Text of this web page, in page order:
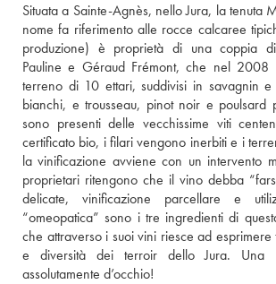
Situata a Sainte-Agnès, nello Jura, la tenuta
nome fa riferimento alle rocce calcaree
produzione) è proprietà di una coppia
Pauline e Géraud Frémont, che nel 2008
terreno di 10 ettari, suddivisi in savagnin
bianchi, e trousseau, pinot noir e poulsard
sono presenti delle vecchissime viti
certificato bio, i filari vengono inerbiti e i
la vinificazione avviene con un intervento
proprietari ritengono che il vino debba
delicate, vinificazione parcellare e
“omeopatica” sono i tre ingredienti di
che attraverso i suoi vini riesce ad esprimere
e diversità dei terroir dello Jura. Una
assolutamente d’occhio!